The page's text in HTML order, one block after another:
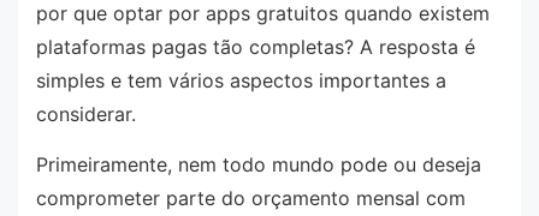
por que optar por apps gratuitos quando existem
plataformas pagas tão completas? A resposta é
simples e tem vários aspectos importantes a
considerar.
Primeiramente, nem todo mundo pode ou deseja
comprometer parte do orçamento mensal com